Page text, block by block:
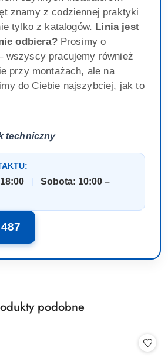
znamy z codziennej praktyki
tylko z katalogów. Linia jest
odbiera?Prosimy o
wszyscy pracujemy również
przy montażach, ale na
do Ciebie najszybciej, jak to
techniczny
Sobota: 10:00 –
podobne